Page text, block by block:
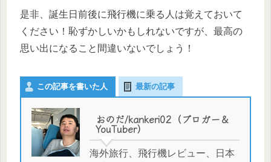
是非、誕生日前後に飛行機に乗る人は覚えておいて
ください！恥ずかしいかもしれないですが、最高の
思い出になること間違いないでしょう！
この記事を書いた人 最新の記事
おのだ/kankeri02（ブロガー＆
YouTuber）
海外旅行、飛行機レビュー、日本